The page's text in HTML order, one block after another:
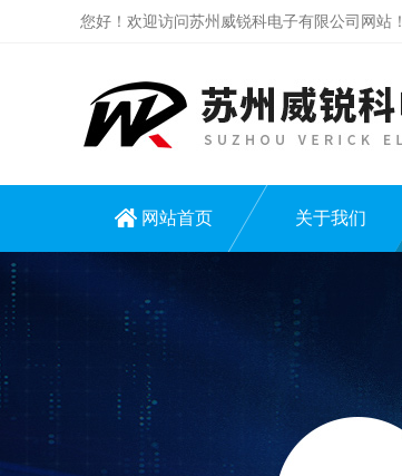
您好！欢迎访问苏州威锐科电子有限公司网站！
网站首页 关于我们